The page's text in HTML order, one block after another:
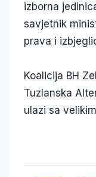
izborna
savjetnik
prava i
Koalicija BH
Tuzlanska
ulazi sa